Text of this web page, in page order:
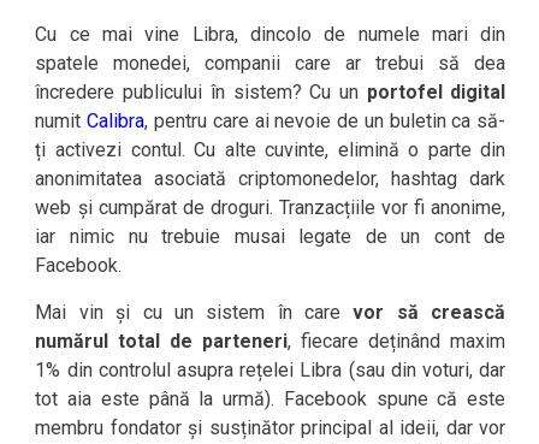
Cu ce mai vine Libra, dincolo de numele mari din
spatele monedei, companii care ar trebui să dea
încredere publicului în sistem? Cu un portofel digital
numitCalibra, pentru care ai nevoie de un buletin ca să-
ți activezi contul. Cu alte cuvinte, elimină o parte din
anonimitatea asociată criptomonedelor, hashtag dark
web și cumpărat de droguri. Tranzacțiile vor fi anonime,
iar nimic nu trebuie musai legate de un cont de
Facebook.
Mai vin și cu un sistem în carevor să crească
numărul total de parteneri, fiecare deținând maxim
1% din controlul asupra rețelei Libra (sau din voturi, dar
tot aia este până la urmă). Facebook spune că este
membru fondator și susținător principal al ideii, dar vor